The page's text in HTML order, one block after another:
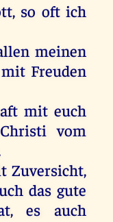
so oft ich
meinen
Freuden
mit euch
vom
Zuversicht,
das gute
es auch